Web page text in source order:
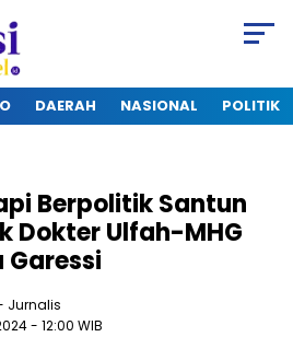
DAERAH NASIONAL POLITIK
Berpolitik Santun
Dokter Ulfah-MHG
Jurnalis
- 12:00 WIB